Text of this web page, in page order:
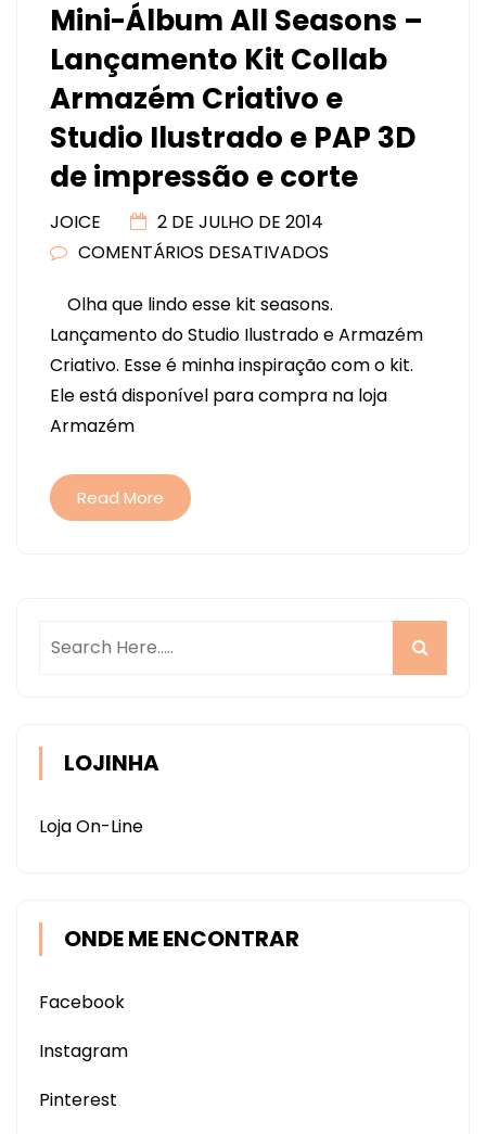
Mini-Álbum All Seasons –
Lançamento Kit Collab
Armazém Criativo e
Studio Ilustrado e PAP 3D
de impressão e corte
JOICE
2 DE JULHO DE 2014
COMENTÁRIOS DESATIVADOS
ÁLBUM
ALL
SEASONS
–
ILUSTRADO
Olha que lindo esse kit seasons.
Lançamento do Studio Ilustrado e Armazém
Criativo. Esse é minha inspiração com o kit.
Ele está disponível para compra na loja
Armazém
Read More
LOJINHA
Loja On-Line
ONDE ME ENCONTRAR
Facebook
Instagram
Pinterest